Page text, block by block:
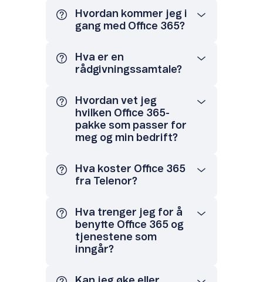
Hvordan kommer jeg i
gang med Office 365?
Hva er en
rådgivningssamtale?
Hvordan vet jeg
hvilken Office 365-
pakke som passer for
meg og min bedrift?
Hva koster Office 365
fra Telenor?
Hva trenger jeg for å
benytte Office 365 og
tjenestene som
inngår?